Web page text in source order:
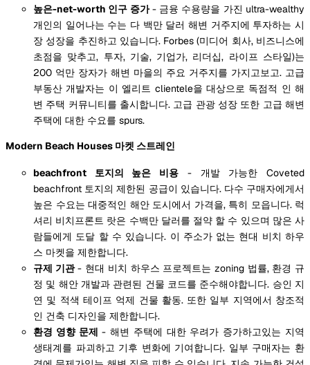
높은-net-worth 인구 증가- 금융 수용량을 가진 ultra-wealthy
개인의 일어나는 수는 다 백만 달러 해변 거주지에 투자하는 시
장 성장을 추진하고 있습니다. Forbes (미디어 회사, 비즈니스에
초점을 맞추고, 투자, 기술, 기업가, 리더십, 라이프 스타일)는
200 억만 장자가 해변 마을의 주요 거주지를 가지고보고. 고급
부동산 개발자는 이 엘리트 clientele을 대상으로 독점적 인 해
변 주택 커뮤니티를 출시합니다. 고급 관광 성장 또한 고급 해변
주택에 대한 수요를 spurs.
Modern Beach Houses 마켓 스트레인
beachfront 토지의 높은 비용 - 개발 가능한 Coveted
beachfront 토지의 제한된 공급이 있습니다. 다수 구매자에게서
높은 수요는 대중적인 해안 도시에서 가격을, 특히 모읍니다. 럭
셔리 비치프론트 랏은 수백만 달러를 절약 할 수 있으며 많은 사
람들에게 도달 할 수 있습니다. 이 주소가 없는 현대 비치 하우
스 마켓을 제한합니다.
규제 기관- 현대 비치 하우스 프로젝트는 zoning 법률, 환경 규
정 및 해안 개발과 관련된 건물 코드를 준수해야합니다. 승인 지
연 및 적색 테이프 억제 건물 활동. 또한 일부 지역에서 창조적
인 건축 디자인을 제한합니다.
환경 영향 문제 - 해변 주택에 대한 우려가 증가하고있는 지역
생태계를 파괴하고 기후 변화에 기여합니다. 일부 구매자는 환